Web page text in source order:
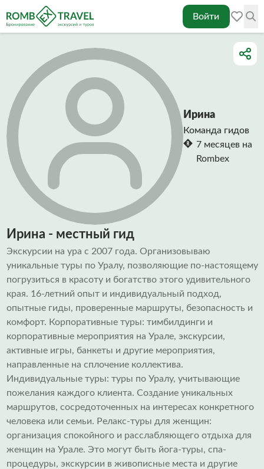
Войти
Ирина
Команда гидов
7 месяцев на
Rombex
Ирина - местный гид
Экскурсии на ура с 2007 года. Организовываю
уникальные туры по Уралу, позволяющие по-настоящему
погрузиться в красоту и богатство этого удивительного
края. 16-летний опыт и индивидуальный подход,
опытные гиды, проверенные маршруты, безопасность и
комфорт. Корпоративные туры: тимбилдинги и
корпоративные мероприятия на Урале, экскурсии,
активные игры, банкеты и другие мероприятия,
направленные на сплочение коллектива.
Индивидуальные туры: туры по Уралу, учитывающие
пожелания каждого клиента. Создание уникальных
маршрутов, сосредоточенных на интересах конкретного
человека или семьи. Релакс-туры для женщин:
организация спокойного и расслабляющего отдыха для
женщин на Урале. Это могут быть йога-туры, спа-
процедуры, экскурсии в живописные места и другие